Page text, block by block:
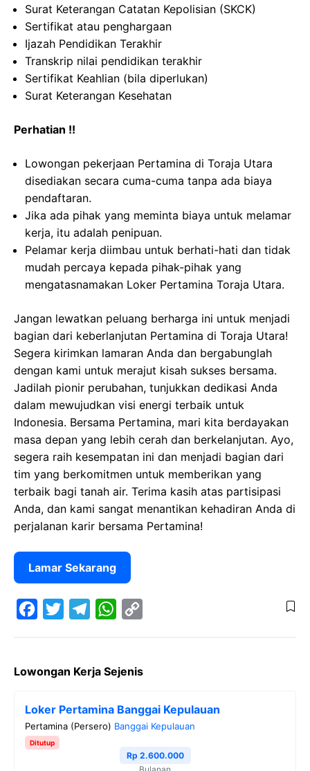
Surat Keterangan Catatan Kepolisian (SKCK)
Sertifikat atau penghargaan
Ijazah Pendidikan Terakhir
Transkrip nilai pendidikan terakhir
Sertifikat Keahlian (bila diperlukan)
Surat Keterangan Kesehatan
Perhatian !!
Lowongan pekerjaan Pertamina di Toraja Utara
disediakan secara cuma-cuma tanpa ada biaya
pendaftaran.
Jika ada pihak yang meminta biaya untuk melamar
kerja, itu adalah penipuan.
Pelamar kerja diimbau untuk berhati-hati dan tidak
mudah percaya kepada pihak-pihak yang
mengatasnamakan Loker Pertamina Toraja Utara.
Jangan lewatkan peluang berharga ini untuk menjadi
bagian dari keberlanjutan Pertamina di Toraja Utara!
Segera kirimkan lamaran Anda dan bergabunglah
dengan kami untuk merajut kisah sukses bersama.
Jadilah pionir perubahan, tunjukkan dedikasi Anda
dalam mewujudkan visi energi terbaik untuk
Indonesia. Bersama Pertamina, mari kita berdayakan
masa depan yang lebih cerah dan berkelanjutan. Ayo,
segera raih kesempatan ini dan menjadi bagian dari
tim yang berkomitmen untuk memberikan yang
terbaik bagi tanah air. Terima kasih atas partisipasi
Anda, dan kami sangat menantikan kehadiran Anda di
perjalanan karir bersama Pertamina!
Lamar Sekarang
c
i
t
e
r
l
g
r
a
s
A
p
L
i
n
Lowongan Kerja Sejenis
Loker Pertamina Banggai Kepulauan
Pertamina (Persero) Banggai Kepulauan
Ditutup
Rp 2.600.000